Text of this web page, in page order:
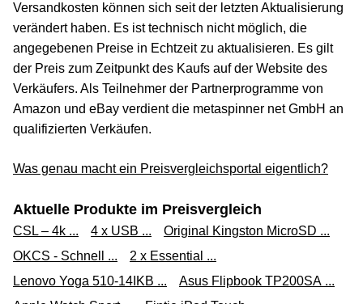
Versandkosten können sich seit der letzten Aktualisierung
verändert haben. Es ist technisch nicht möglich, die
angegebenen Preise in Echtzeit zu aktualisieren. Es gilt
der Preis zum Zeitpunkt des Kaufs auf der Website des
Verkäufers. Als Teilnehmer der Partnerprogramme von
Amazon und eBay verdient die metaspinner net GmbH an
qualifizierten Verkäufen.
Was genau macht ein Preisvergleichsportal eigentlich?
Aktuelle Produkte im Preisvergleich
CSL – 4k ... 4 x USB ...
Original Kingston MicroSD ...
OKCS - Schnell ...
2 x Essential ...
Lenovo Yoga 510-14IKB ...
Asus Flipbook TP200SA ...